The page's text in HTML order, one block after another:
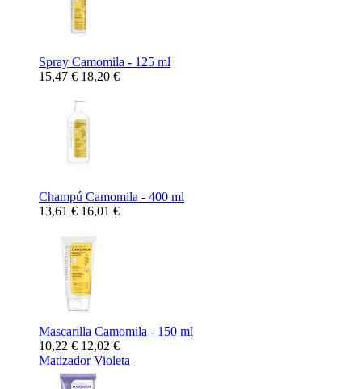
Spray Camomila - 125 ml
15,47 € 18,20 €
Champú Camomila - 400 ml
13,61 € 16,01 €
Mascarilla Camomila - 150 ml
10,22 € 12,02 €
Matizador Violeta